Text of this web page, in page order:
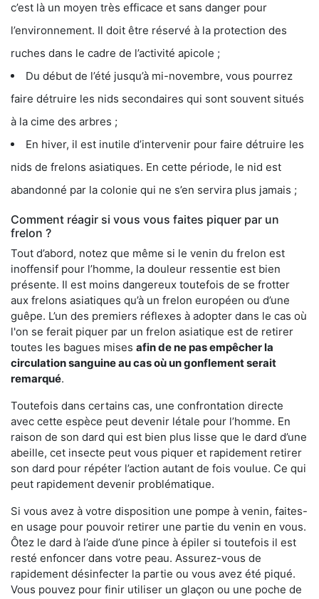
c’est là un moyen très efficace et sans danger pour
l’environnement. Il doit être réservé à la protection des
ruches dans le cadre de l’activité apicole ;
Du début de l’été jusqu’à mi-novembre, vous pourrez
faire détruire les nids secondaires qui sont souvent situés
à la cime des arbres ;
En hiver, il est inutile d’intervenir pour faire détruire les
nids de frelons asiatiques. En cette période, le nid est
abandonné par la colonie qui ne s’en servira plus jamais ;
Comment réagir si vous vous faites piquer par un
frelon ?
Tout d’abord, notez que même si le venin du frelon est
inoffensif pour l’homme, la douleur ressentie est bien
présente. Il est moins dangereux toutefois de se frotter
aux frelons asiatiques qu’à un frelon européen ou d’une
guêpe. L’un des premiers réflexes à adopter dans le cas où
l'on se ferait piquer par un frelon asiatique est de retirer
toutes les bagues mises afin de ne pas empêcher la
circulation sanguine au cas où un gonflement serait
remarqué.
Toutefois dans certains cas, une confrontation directe
avec cette espèce peut devenir létale pour l’homme. En
raison de son dard qui est bien plus lisse que le dard d’une
abeille, cet insecte peut vous piquer et rapidement retirer
son dard pour répéter l’action autant de fois voulue. Ce qui
peut rapidement devenir problématique.
Si vous avez à votre disposition une pompe à venin, faites-
en usage pour pouvoir retirer une partie du venin en vous.
Ôtez le dard à l’aide d’une pince à épiler si toutefois il est
resté enfoncer dans votre peau. Assurez-vous de
rapidement désinfecter la partie ou vous avez été piqué.
Vous pouvez pour finir utiliser un glaçon ou une poche de